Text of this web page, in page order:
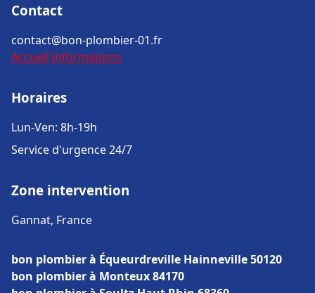
Contact
contact@bon-plombier-01.fr
Accueil Informations
Horaires
Lun-Ven: 8h-19h
Service d'urgence 24/7
Zone intervention
Gannat, France
bon plombier à Équeurdreville Hainneville 50120
bon plombier à Monteux 84170